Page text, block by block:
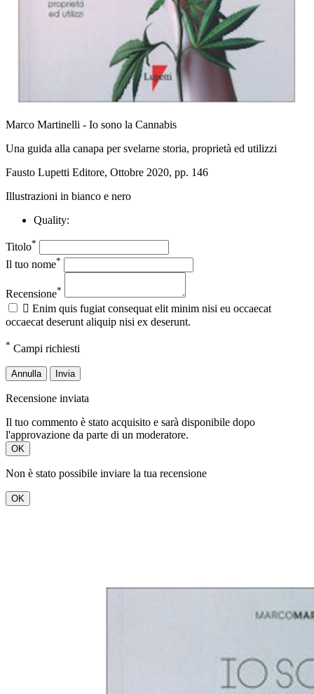
Marco Martinelli - Io sono la Cannabis
Una guida alla canapa per svelarne storia, proprietà ed utilizzi
Fausto Lupetti Editore, Ottobre 2020, pp. 146
Illustrazioni in bianco e nero
Quality:
Titolo*
Il tuo nome*
Recensione*
 Enim quis fugiat consequat elit minim nisi eu occaecat
occaecat deserunt aliquip nisi ex deserunt.
* Campi richiesti
Annulla Invia
Recensione inviata
Il tuo commento è stato acquisito e sarà disponibile dopo
l'approvazione da parte di un moderatore.
OK
Non è stato possibile inviare la tua recensione
OK